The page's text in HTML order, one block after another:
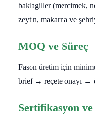
baklagiller (mercimek,
zeytin, makarna ve
MOQ ve Süreç
Fason üretim için
brief → reçete onayı →
Sertifikasyon